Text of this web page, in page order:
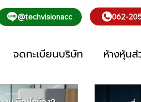
@techvisionacc 062-
จดทะเบียนบริษัท ห้างหุ้น
รับทำบัญชีรายเดือน